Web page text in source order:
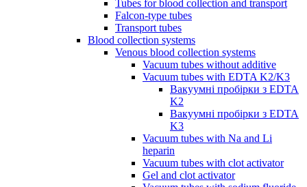
Tubes for blood collection and transport
Falcon-type tubes
Transport tubes
Blood collection systems
Venous blood collection systems
Vacuum tubes without additive
Vacuum tubes with EDTA K2/K3
Вакуумні пробірки з EDTA
K2
Вакуумні пробірки з EDTA
K3
Vacuum tubes with Na and Li
heparin
Vacuum tubes with clot activator
Gel and clot activator